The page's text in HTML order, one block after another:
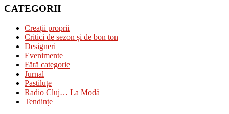
CATEGORII
Creații proprii
Critici de sezon și de bon ton
Designeri
Evenimente
Fără categorie
Jurnal
Pastiluțe
Radio Cluj… La Modă
Tendințe